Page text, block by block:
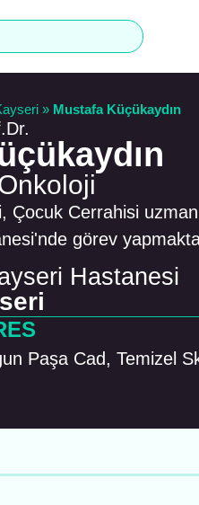
» Mustafa Küçükaydın
Cerrahisi
görev
Hastanesi
Paşa Cad, Temizel